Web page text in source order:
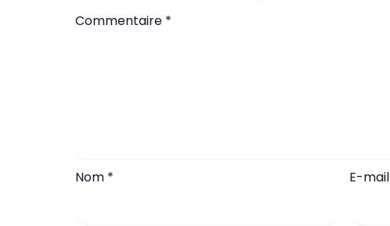
Commentaire *
Nom * E-mail